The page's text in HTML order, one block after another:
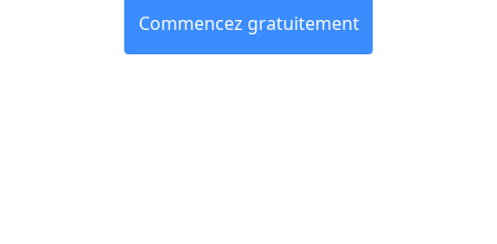
Commencez gratuitement